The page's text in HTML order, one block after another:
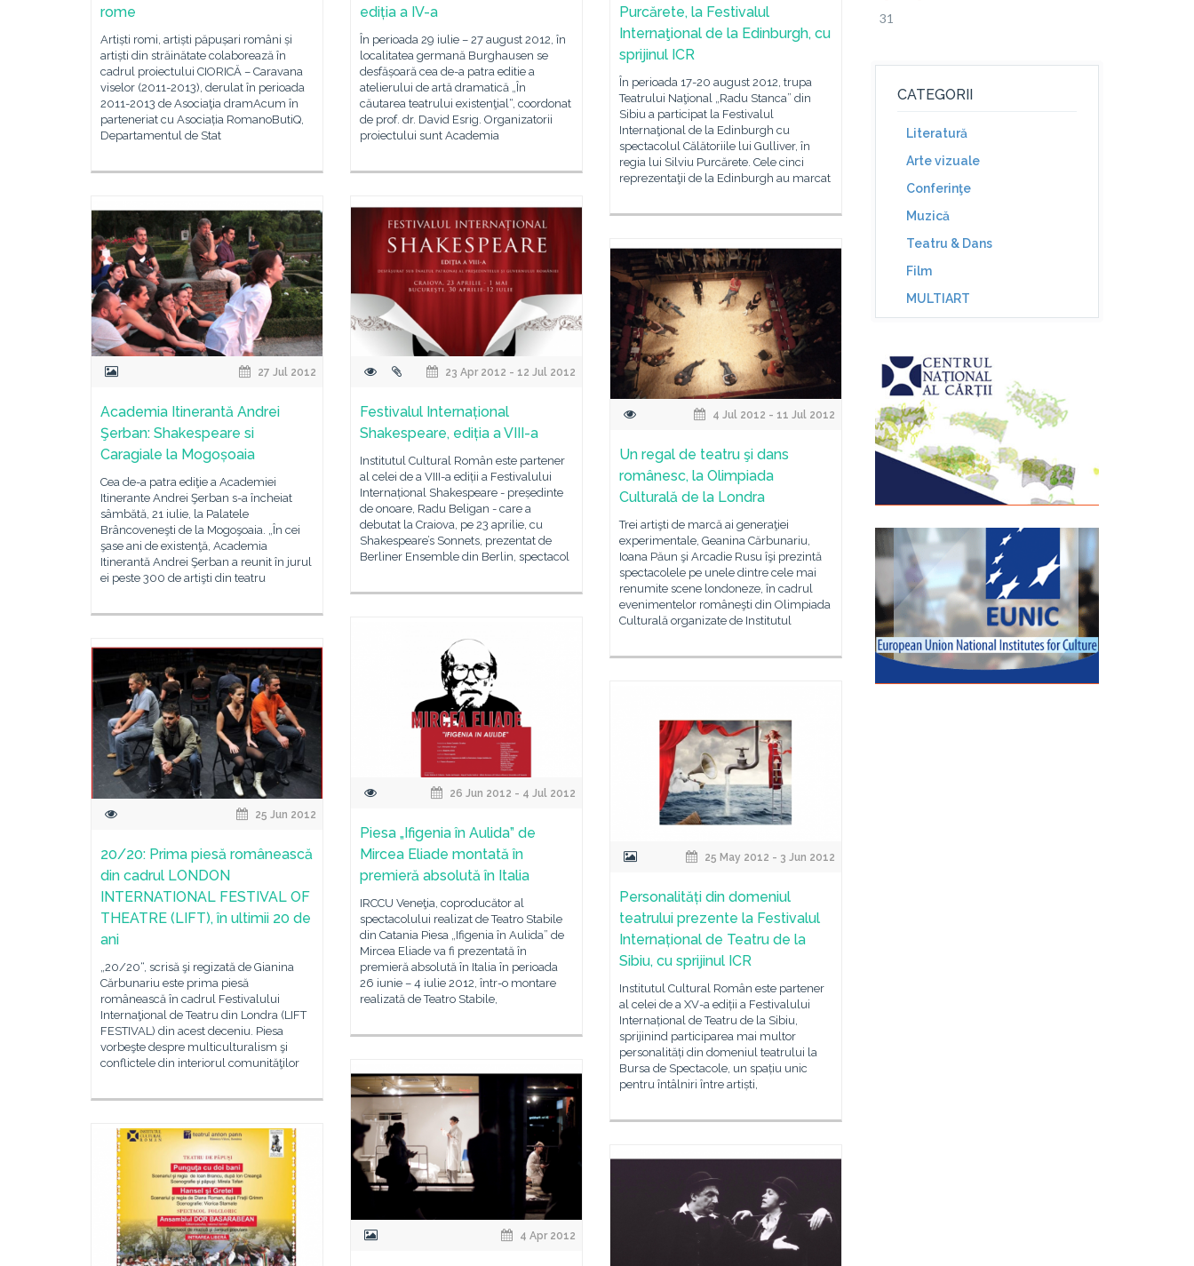
rome
Artiști romi, artiști păpușari români și
artiști din străinătate colaborează în
cadrul proiectului CIORICĂ – Caravana
viselor (2011-2013), derulat în perioada
2011-2013 de Asociaţia dramAcum în
parteneriat cu Asociația RomanoButiQ,
Departamentul de Stat
ediția a IV-a
În perioada 29 iulie – 27 august 2012, în
localitatea germană Burghausen se
desfășoară cea de-a patra editie a
atelierului de artă dramatică „În
căutarea teatrului existenţial“, coordonat
de prof. dr. David Esrig. Organizatorii
proiectului sunt Academia
Purcărete, la Festivalul
Internaţional de la Edinburgh, cu
sprijinul ICR
În perioada 17-20 august 2012, trupa
Teatrului Naţional „Radu Stanca” din
Sibiu a participat la Festivalul
Internaţional de la Edinburgh cu
spectacolul Călătoriile lui Gulliver, în
regia lui Silviu Purcărete. Cele cinci
reprezentaţii de la Edinburgh au marcat
27 Jul 2012
Academia Itinerantă Andrei
Şerban: Shakespeare si
Caragiale la Mogoșoaia
Cea de-a patra ediţie a Academiei
Itinerante Andrei Şerban s-a încheiat
sâmbătă, 21 iulie, la Palatele
Brâncoveneşti de la Mogoşoaia. „În cei
şase ani de existenţă, Academia
Itinerantă Andrei Şerban a reunit în jurul
ei peste 300 de artişti din teatru
23 Apr 2012 - 12 Jul 2012
Festivalul Internațional
Shakespeare, ediția a VIII-a
Institutul Cultural Român este partener
al celei de a VIII-a ediții a Festivalului
Internațional Shakespeare - președinte
de onoare, Radu Beligan - care a
debutat la Craiova, pe 23 aprilie, cu
Shakespeare’s Sonnets, prezentat de
Berliner Ensemble din Berlin, spectacol
4 Jul 2012 - 11 Jul 2012
Un regal de teatru şi dans
românesc, la Olimpiada
Culturală de la Londra
Trei artişti de marcă ai generaţiei
experimentale, Geanina Cărbunariu,
Ioana Păun şi Arcadie Rusu îşi prezintă
spectacolele pe unele dintre cele mai
renumite scene londoneze, în cadrul
evenimentelor româneşti din Olimpiada
Culturală organizate de Institutul
26 Jun 2012 - 4 Jul 2012
Piesa „Ifigenia în Aulida” de
Mircea Eliade montată în
premieră absolută în Italia
IRCCU Veneţia, coproducător al
spectacolului realizat de Teatro Stabile
din Catania Piesa „Ifigenia în Aulida” de
Mircea Eliade va fi prezentată în
premieră absolută în Italia în perioada
26 iunie – 4 iulie 2012, într-o montare
realizată de Teatro Stabile,
25 Jun 2012
20/20: Prima piesă românească
din cadrul LONDON
INTERNATIONAL FESTIVAL OF
THEATRE (LIFT), în ultimii 20 de
ani
„20/20“, scrisă şi regizată de Gianina
Cărbunariu este prima piesă
românească în cadrul Festivalului
Internaţional de Teatru din Londra (LIFT
FESTIVAL) din acest deceniu. Piesa
vorbeşte despre multiculturalism şi
conflictele din interiorul comunităţilor
25 May 2012 - 3 Jun 2012
Personalități din domeniul
teatrului prezente la Festivalul
Internațional de Teatru de la
Sibiu, cu sprijinul ICR
Institutul Cultural Român este partener
al celei de a XV-a ediții a Festivalului
Internațional de Teatru de la Sibiu,
sprijinind participarea mai multor
personalități din domeniul teatrului la
Bursa de Spectacole, un spațiu unic
pentru întâlniri între artiști,
4 Apr 2012
31
CATEGORII
Literatură
Arte vizuale
Conferinţe
Muzică
Teatru & Dans
Film
MULTIART